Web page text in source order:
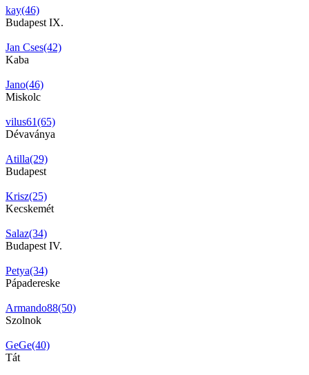
kay(46)
Budapest IX.
Jan Cses(42)
Kaba
Jano(46)
Miskolc
vilus61(65)
Dévaványa
Atilla(29)
Budapest
Krisz(25)
Kecskemét
Salaz(34)
Budapest IV.
Petya(34)
Pápadereske
Armando88(50)
Szolnok
GeGe(40)
Tát